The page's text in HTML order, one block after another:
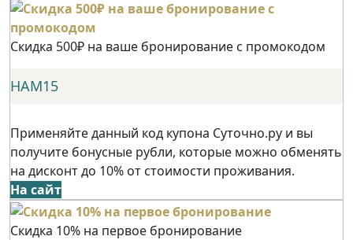
Скидка 500₽ на ваше бронирование с промокодом
НАМ15
Применяйте данный код купона Суточно.ру и вы
получите бонусные рубли, которые можно обменять
на дисконт до 10% от стоимости проживания.
На сайт
Скидка 10% на первое бронирование